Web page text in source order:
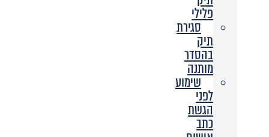
פלילי
סגירת
תיק
בהסדר
מותנה
שימוע
לפני
הגשת
כתב